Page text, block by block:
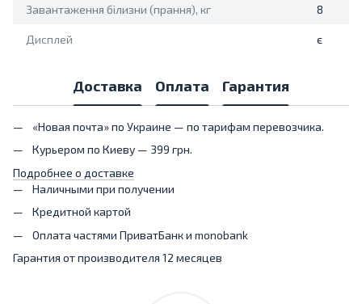
Завантаження білизни (прання), кг 8
Дисплей є
Доставка Оплата Гарантия
«Новая почта» по Украине — по тарифам перевозчика.
Курьером по Киеву — 399 грн.
Подробнее о доставке
Наличными при получении
Кредитной картой
Оплата частями ПриватБанк и monobank
Гарантия от производителя 12 месяцев